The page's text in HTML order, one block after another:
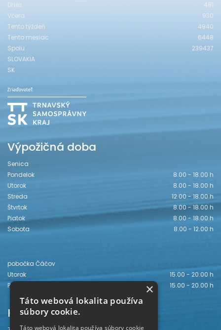
Dnes
481
Včera
930
Tento týždeň
4940
Tento mesiac
6448
Spolu
239437
SLOVAKIA
SK
Výpožičná doba
Senica
Pondelok
8.00 - 18.00 h
Utorok
8.00 - 18.00 h
Streda
12.00 - 18.00 h
Štvrtok
8.00 - 18.00 h
Piatok
8.00 - 18.00 h
Sobota
8.00 - 12.00 h
pobočka Čáčov
Utorok
15.00 - 20.00 h
Piatok
15.00 - 20.00 h
Kontakt
×
Táto webová lokalita používa
súbory cookie.
Táto webová lokalita používa súbory cookie